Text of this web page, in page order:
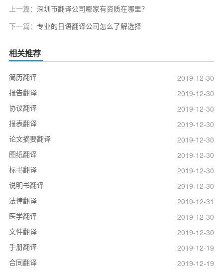
上一篇： 深圳市翻译公司哪家有资质在哪里？
下一篇： 专业的日语翻译公司怎么了解选择
相关推荐
简历翻译
2019-12-30
报告翻译
2019-12-30
协议翻译
2019-12-30
报表翻译
2019-12-30
论文摘要翻译
2019-12-30
图纸翻译
2019-12-30
标书翻译
2019-12-30
说明书翻译
2019-12-30
法律翻译
2019-12-31
医学翻译
2019-12-30
文件翻译
2019-12-30
手册翻译
2019-12-19
合同翻译
2019-12-19